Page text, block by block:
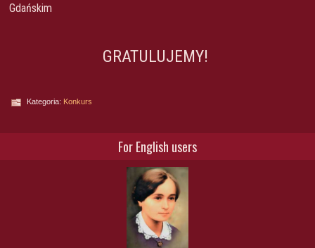
Gdańskim
GRATULUJEMY!
Kategoria: Konkurs
For English users